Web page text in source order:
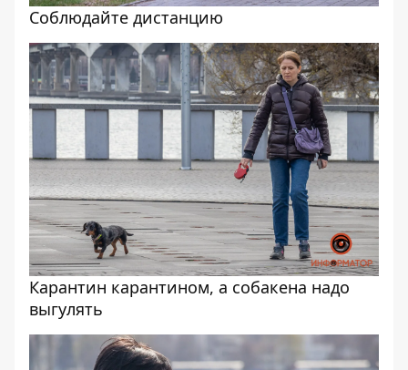
Соблюдайте дистанцию
Карантин карантином, а собакена надо
выгулять